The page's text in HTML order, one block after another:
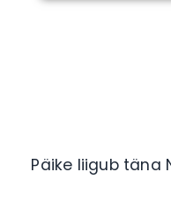
Päike liigub täna